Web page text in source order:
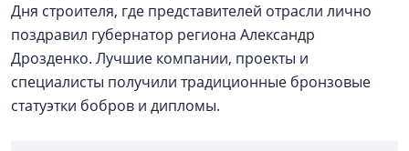
Дня строителя, где представителей отрасли лично
поздравил губернатор региона Александр
Дрозденко. Лучшие компании, проекты и
специалисты получили традиционные бронзовые
статуэтки бобров и дипломы.